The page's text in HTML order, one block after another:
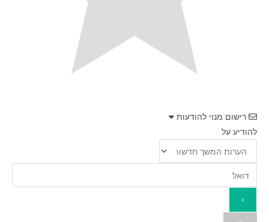
רישום מנוי להודעות
להודיע על